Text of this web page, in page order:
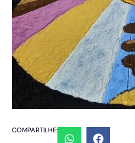
COMPARTILHE: